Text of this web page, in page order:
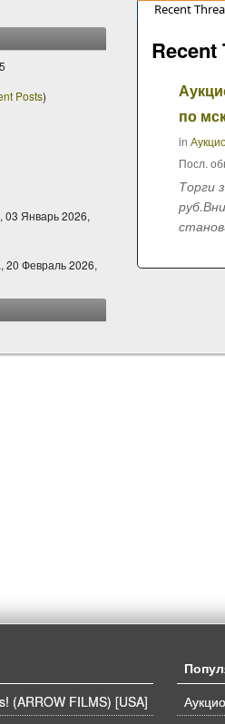
Posts)
03 Январь 2026,
20 Февраль 2026,
Recent
Recent
по
in
Посл.
Торги
(ARROW FILMS) [USA]